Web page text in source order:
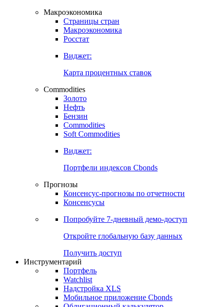
Макроэкономика
Страницы стран
Макроэкономика
Росстат
Виджет:
Карта процентных ставок
Commodities
Золото
Нефть
Бензин
Commodities
Soft Commodities
Виджет:
Портфели индексов Cbonds
Прогнозы
Консенсус-прогнозы по отчетности
Консенсусы
Попробуйте 7-дневный демо-доступ
Откройте глобальную базу данных
Получить доступ
Инструментарий
Портфель
Watchlist
Надстройка XLS
Мобильное приложение Cbonds